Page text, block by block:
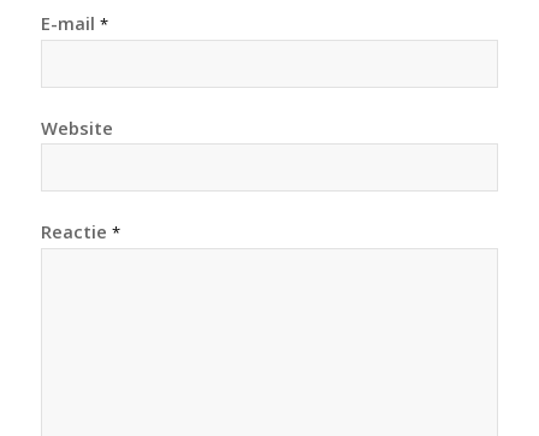
E-mail *
Website
Reactie *